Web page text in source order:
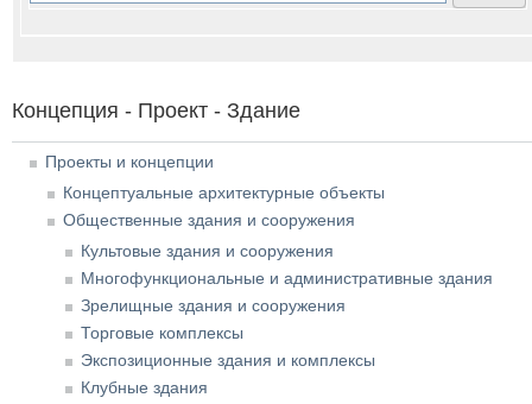
Концепция - Проект - Здание
Проекты и концепции
Концептуальные архитектурные объекты
Общественные здания и сооружения
Культовые здания и сооружения
Многофункциональные и административные здания
Зрелищные здания и сооружения
Торговые комплексы
Экспозиционные здания и комплексы
Клубные здания